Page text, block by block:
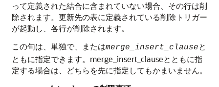
って定義された結合に含まれていない場合、その行は削
除されます。更新先の表に定義されている削除トリガー
が起動し、各行が削除されます。
この句は、単独で、またはmerge_insert_clauseと
ともに指定できます。merge_insert_clauseとともに指
定する場合は、どちらを先に指定してもかまいません。